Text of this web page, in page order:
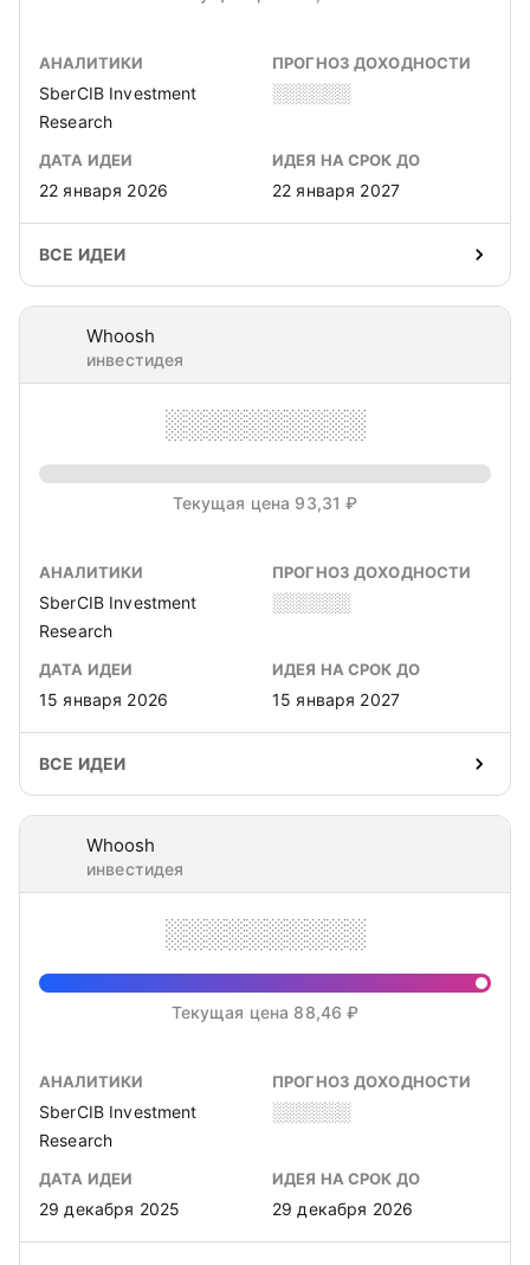
АНАЛИТИКИ
SberCIB Investment
Research
ПРОГНОЗ ДОХОДНОСТИ
░░░░░░
ДАТА ИДЕИ
22 января 2026
ИДЕЯ НА СРОК ДО
22 января 2027
ВСЕ ИДЕИ
Whoosh
инвестидея
░░░░░░░░░░
Текущая цена 93,31 ₽
АНАЛИТИКИ
SberCIB Investment
Research
ПРОГНОЗ ДОХОДНОСТИ
░░░░░░
ДАТА ИДЕИ
15 января 2026
ИДЕЯ НА СРОК ДО
15 января 2027
ВСЕ ИДЕИ
Whoosh
инвестидея
░░░░░░░░░░
Текущая цена 88,46 ₽
АНАЛИТИКИ
SberCIB Investment
Research
ПРОГНОЗ ДОХОДНОСТИ
░░░░░░
ДАТА ИДЕИ
29 декабря 2025
ИДЕЯ НА СРОК ДО
29 декабря 2026